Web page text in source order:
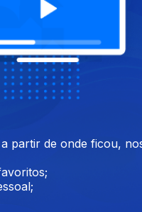
do movimento BORA.
partir de onde ficou,